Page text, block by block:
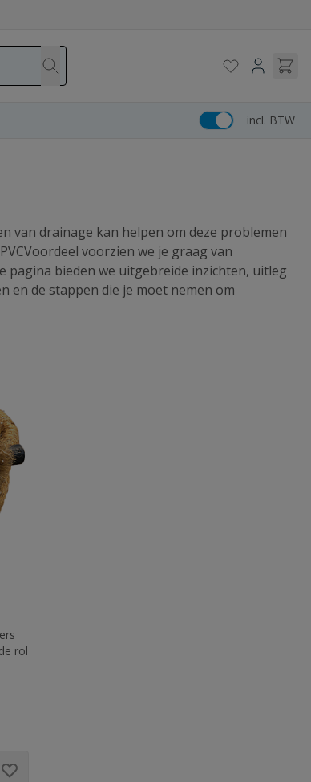
incl. BTW
van drainage kan helpen om deze problemen
voorzien we je graag van
bieden we uitgebreide inzichten, uitleg
en de stappen die je moet nemen om
rol